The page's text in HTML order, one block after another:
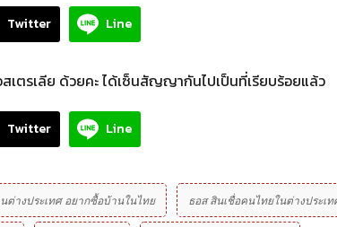
Twitter Line
ตรเลีย ด้วยคะ ได้เซ็นสัญญากันไปเป็นที่เรียบร้อยแล้ว
Twitter Line
ต่างประเทศ อยากซื้อบ้านในไทย ธอส สินเชื่อคนไทยในต่างประเท